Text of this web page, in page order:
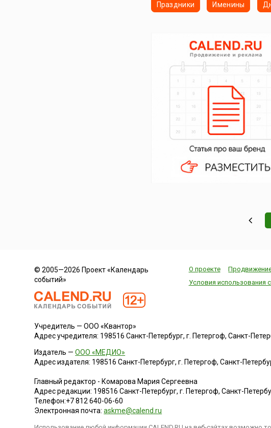
Праздники Именины
© 2005—2026 Проект «Календарь
событий»
О проекте
Условия использования
Учредитель — ООО «Квантор»
Адрес учредителя: 198516 Санкт-Петербург, г. Петергоф, Санкт-
Издатель —ООО «МЕДИО»
Адрес издателя: 198516 Санкт-Петербург, г. Петергоф, Санкт-
Главный редактор - Комарова Мария Сергеевна
Адрес редакции: 198516 Санкт-Петербург, г. Петергоф,Санкт-
Телефон:+7 812 640-06-60
Электронная почта:askme@calend.ru